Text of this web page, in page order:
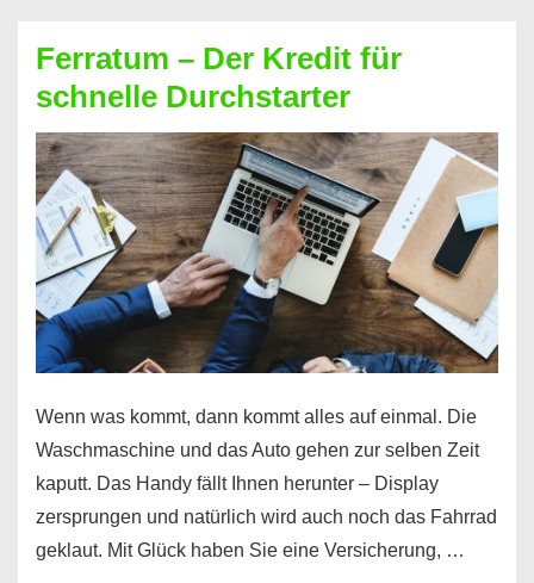
Ferratum – Der Kredit für
schnelle Durchstarter
Wenn was kommt, dann kommt alles auf einmal. Die
Waschmaschine und das Auto gehen zur selben Zeit
kaputt. Das Handy fällt Ihnen herunter – Display
zersprungen und natürlich wird auch noch das Fahrrad
geklaut. Mit Glück haben Sie eine Versicherung, …